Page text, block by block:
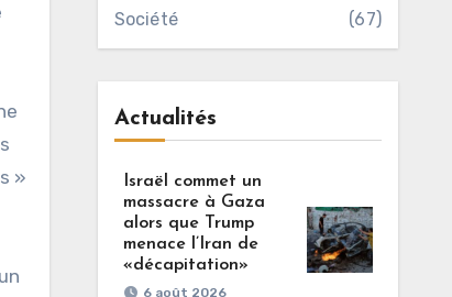
»
Société (67)
Actualités
Israël commet un
massacre à Gaza
alors que Trump
menace l’Iran de
«décapitation»
6 août 2026